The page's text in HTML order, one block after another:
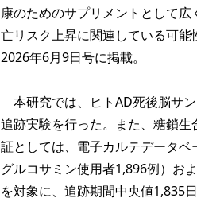
康のためのサプリメントとして
亡リスク上昇に関連している可
2026年6月9日号に掲載。
本研究では、ヒトAD死後脳サ
追跡実験を行った。また、糖鎖
証としては、電子カルテデータ
グルコサミン使用者1,896例）お
を対象に、追跡期間中央値1,835